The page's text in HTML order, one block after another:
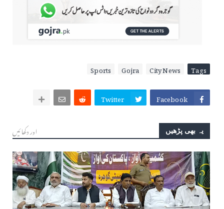
Tags
City News
Gojra
Sports
Facebook
Twitter
یہ بھی پڑھیں اور دکھائیں